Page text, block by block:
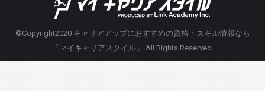
©Copyright2020 キャリアアップにおすすめの資格・スキル情報なら
「マイキャリアスタイル」 .All Rights Reserved.